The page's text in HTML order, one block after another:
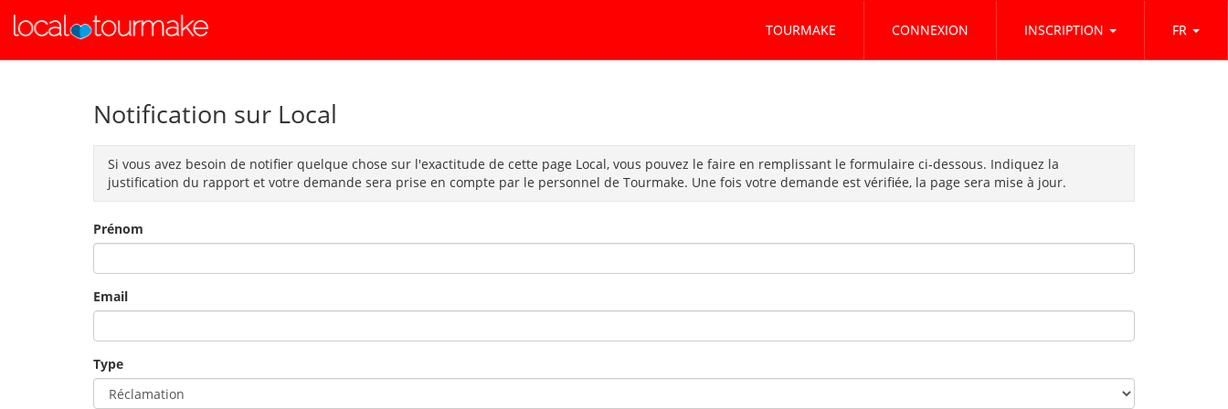
TOURMAKE CONNEXION INSCRIPTION FR
Notification sur Local
Si vous avez besoin de notifier quelque chose sur l'exactitude de cette page Local, vous pouvez le faire en remplissant le formulaire ci-dessous. Indiquez la
justification du rapport et votre demande sera prise en compte par le personnel de Tourmake. Une fois votre demande est vérifiée, la page sera mise à jour.
Prénom
Email
Type